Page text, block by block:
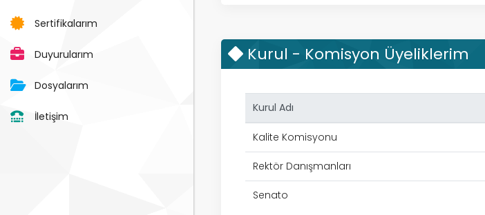
Sertifikalarım
Duyurularım
Dosyalarım
İletişim
Kurul - Komisyon Üyeliklerim
Kurul Adı
Kalite Komisyonu
Rektör Danışmanları
Senato